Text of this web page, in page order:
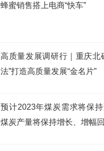
蜂蜜销售搭上电商“快车”
高质量发展调研行｜重庆北
法”打造高质量发展“金名片”
预计2023年煤炭需求将保持
煤炭产量将保持增长、增幅